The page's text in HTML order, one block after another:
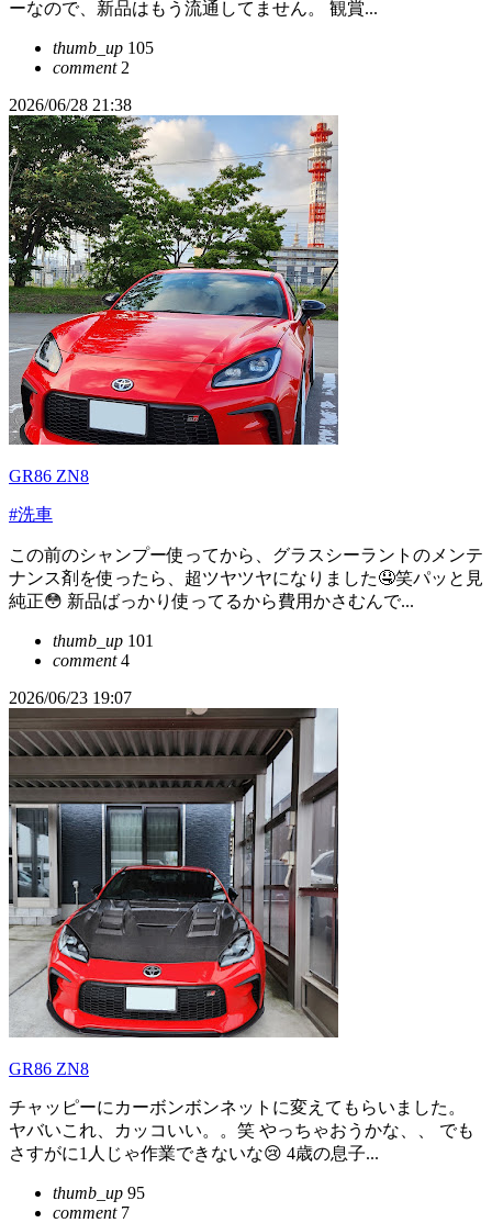
ーなので、新品はもう流通してません。 観賞...
thumb_up 105
comment2
2026/06/28 21:38
GR86 ZN8
#洗車
この前のシャンプー使ってから、グラスシーラントのメンテ
ナンス剤を使ったら、超ツヤツヤになりました🤤笑パッと見
純正😳 新品ばっかり使ってるから費用かさむんで...
thumb_up 101
comment4
2026/06/23 19:07
GR86 ZN8
チャッピーにカーボンボンネットに変えてもらいました。
ヤバいこれ、カッコいい。。笑 やっちゃおうかな、、 でも
さすがに1人じゃ作業できないな😢 4歳の息子...
thumb_up 95
comment7